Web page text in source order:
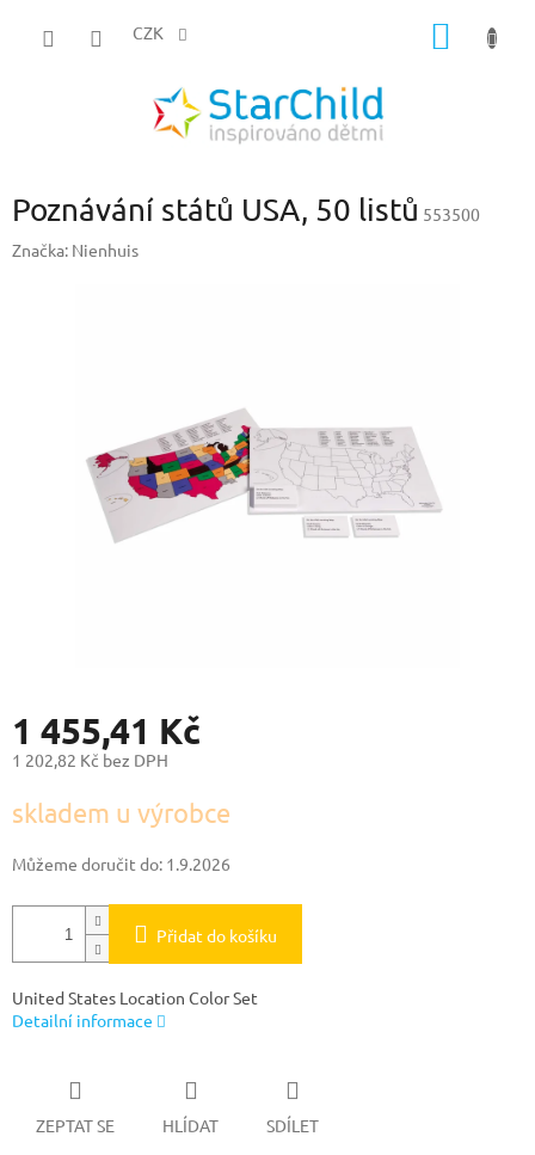
CZK
Poznávání států USA, 50 listů 553500
Značka: Nienhuis
1 455,41 Kč
1 202,82 Kč bez DPH
cena:
skladem u výrobce
Můžeme doručit do: 1.9.2026
Přidat do košíku
United States Location Color Set
Detailní informace
ZEPTAT SE HLÍDAT SDÍLET